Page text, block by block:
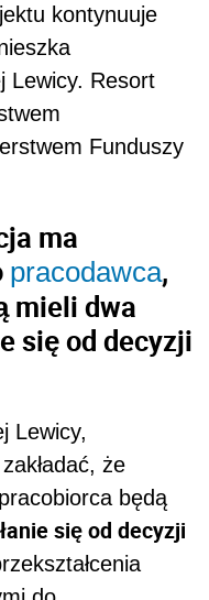
kontynuuje
Lewicy. Resort
Funduszy
ma
pracodawca,
mieli dwa
się od decyzji
Lewicy,
że
będą
się od decyzji